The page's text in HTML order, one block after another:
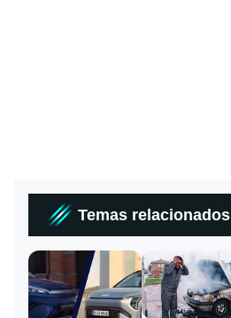
Temas relacionados